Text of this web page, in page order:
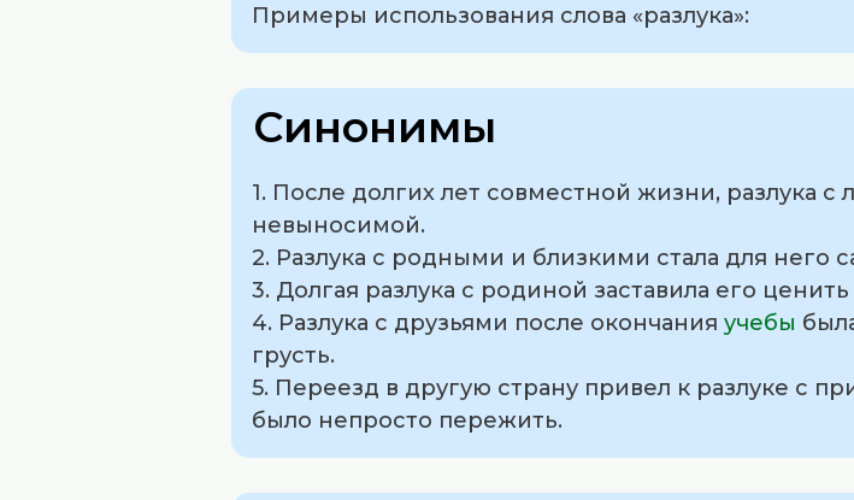
Примеры использования слова «разлука»:
Синонимы
1. После долгих лет совместной жизни, разлука
невыносимой.
2. Разлука с родными и близкими стала для
3. Долгая разлука с родиной заставила его
4. Разлука с друзьями после окончания учебы
грусть.
5. Переезд в другую страну привел к разлуке с
было непросто пережить.